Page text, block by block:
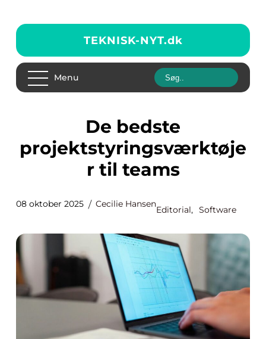
TEKNISK-NYT.dk
Menu
De bedste
projektstyringsværktøje
r til teams
08 oktober 2025 Cecilie Hansen
Editorial, Software